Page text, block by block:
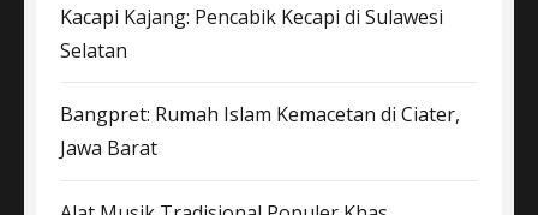
Kacapi Kajang: Pencabik Kecapi di Sulawesi
Selatan
Bangpret: Rumah Islam Kemacetan di Ciater,
Jawa Barat